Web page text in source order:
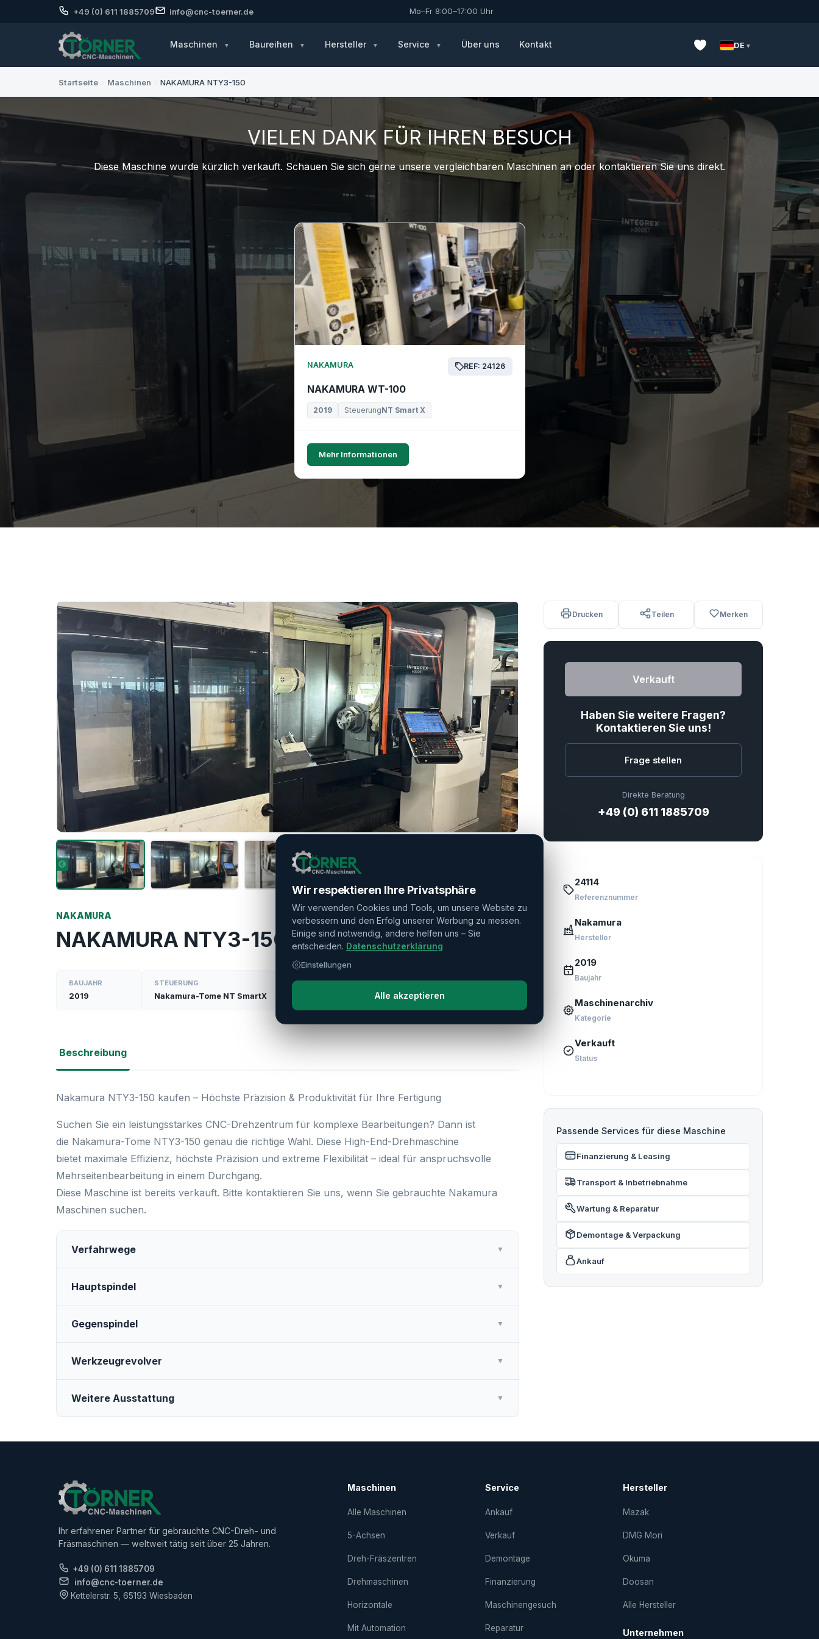
+49 (0) 611 1885709 info@cnc-toerner.de Mo–Fr 8:00–17:00 Uhr
Maschinen Baureihen Hersteller Service Über uns Kontakt DE
Startseite Maschinen NAKAMURA NTY3-150
VIELEN DANK FÜR IHREN BESUCH
Diese Maschine wurde kürzlich verkauft. Schauen Sie sich gerne unsere vergleichbaren Maschinen an oder kontaktieren Sie uns direkt.
NAKAMURA REF: 24126
NAKAMURA WT-100
2019 SteuerungNT Smart X
Mehr Informationen
NAKAMURA
NAKAMURA NTY3-150
BAUJAHR
2019
STEUERUNG
Nakamura-Tome NT SmartX
Beschreibung
Nakamura NTY3-150 kaufen – Höchste Präzision & Produktivität für Ihre Fertigung
Suchen Sie ein leistungsstarkes CNC-Drehzentrum für komplexe Bearbeitungen? Dann ist
die Nakamura-Tome NTY3-150 genau die richtige Wahl. Diese High-End-Drehmaschine
bietet maximale Effizienz, höchste Präzision und extreme Flexibilität – ideal für anspruchsvolle
Mehrseitenbearbeitung in einem Durchgang.
Diese Maschine ist bereits verkauft. Bitte kontaktieren Sie uns, wenn Sie gebrauchte Nakamura
Maschinen suchen.
Verfahrwege ▼
Hauptspindel ▼
Gegenspindel ▼
Werkzeugrevolver ▼
Weitere Ausstattung ▼
Drucken Teilen Merken
Verkauft
Haben Sie weitere Fragen?
Kontaktieren Sie uns!
Frage stellen
Direkte Beratung
+49 (0) 611 1885709
24114
Referenznummer
Nakamura
Hersteller
2019
Baujahr
Maschinenarchiv
Kategorie
Verkauft
Status
Passende Services für diese Maschine
Finanzierung & Leasing
Transport & Inbetriebnahme
Wartung & Reparatur
Demontage & Verpackung
Ankauf
Ihr erfahrener Partner für gebrauchte CNC-Dreh- und
Fräsmaschinen — weltweit tätig seit über 25 Jahren.
+49 (0) 611 1885709
info@cnc-toerner.de
Kettelerstr. 5, 65193 Wiesbaden
Maschinen
Alle Maschinen
5-Achsen
Dreh-Fräs­zentren
Drehmaschinen
Horizontale
Mit Automation
Service
Ankauf
Verkauf
Demontage
Finanzierung
Maschinengesuch
Reparatur
Hersteller
Mazak
DMG Mori
Okuma
Doosan
Alle Hersteller
Unternehmen
Wir respektieren Ihre Privatsphäre
Wir verwenden Cookies und Tools, um unsere Website zu
verbessern und den Erfolg unserer Werbung zu messen.
Einige sind notwendig, andere helfen uns – Sie
entscheiden. Datenschutzerklärung
Einstellungen
Alle akzeptieren